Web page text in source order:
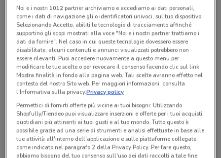
Ci dispiace, al momento non abbiamo pubblicato
volantini nella tua zona. Riprova più tardi.
Noi e i nostri 1012partner archiviamo e accediamo ai dati personali,
come i dati di navigazione gli o identificatori univoci, sul tuo dispositivo.
Selezionando Accetto, abiliti le tecnologie di tracciamento affinché
supportino gli scopi mostrati alla voce "Noi e i nostri partner trattiamo i
dati da fornire". Nel caso in cui queste tecnologie dovessero essere
disabilitate, alcuni contenuti e annunci visualizzati potrebbero non
essere rilevanti. Puoi accedere nuovamente a questo menu per
modificare le tue scelte o per revocare il consenso facendo clic sul link
Mostra finalità in fondo alla pagina web. Tali scelte avranno effetto nel
contesto del nostro Sito web. Per maggiori informazioni, consulta
l'Informativa sulla privacy.Privacy policy
Permettici di fornirti offerte più vicine ai tuoi bisogni: Utilizzando
Shopfully/Tiendeo puoi visualizzare inserzioni e offerte per i tuoi acquisti
quotidiani più attinenti ai tuoi gusti e al tuo mondo. Tutto questo è
possibile grazie ad una serie di strumenti e analisi effettuate in base alle
tue attività all'interno dell'applicazione e sulle piattaforme collegate,
come indicato nel paragrafo 2 della Privacy Policy. Per fare questo,
abbiamo bisogno del tuo consenso sull'uso dei dati raccolti a tale fine.